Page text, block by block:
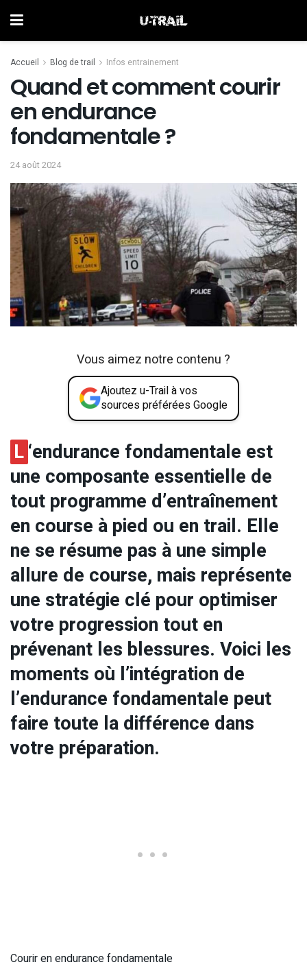
Accueil Blog de trail Infos entrainement
Quand et comment courir
en endurance
fondamentale ?
24 août 2024
Vous aimez notre contenu ?
Ajoutez u-Trail à vos
sources préférées Google
L‘endurance fondamentale est
une composante essentielle de
tout programme d’entraînement
en course à pied ou en trail. Elle
ne se résume pas à une simple
allure de course, mais représente
une stratégie clé pour optimiser
votre progression tout en
prévenant les blessures. Voici les
moments où l’intégration de
l’endurance fondamentale peut
faire toute la différence dans
votre préparation.
Courir en endurance fondamentale